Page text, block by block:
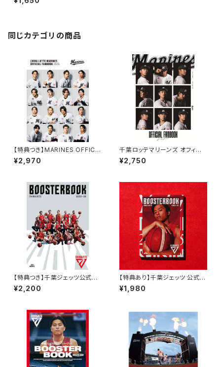
同じカテゴリの商品
【特典つき】MARINES OFFICIA
L FANBOOK 2026
¥2,970
千葉ロッテマリーンズ オフィシャ
ル ファンブック 2025
¥2,750
【特典つき】千葉ジェッツ公式ブ
ースターブック 2025-26
¥2,200
【特典あり】千葉ジェッツ 公式ブ
ースターブック 2024-25
¥1,980